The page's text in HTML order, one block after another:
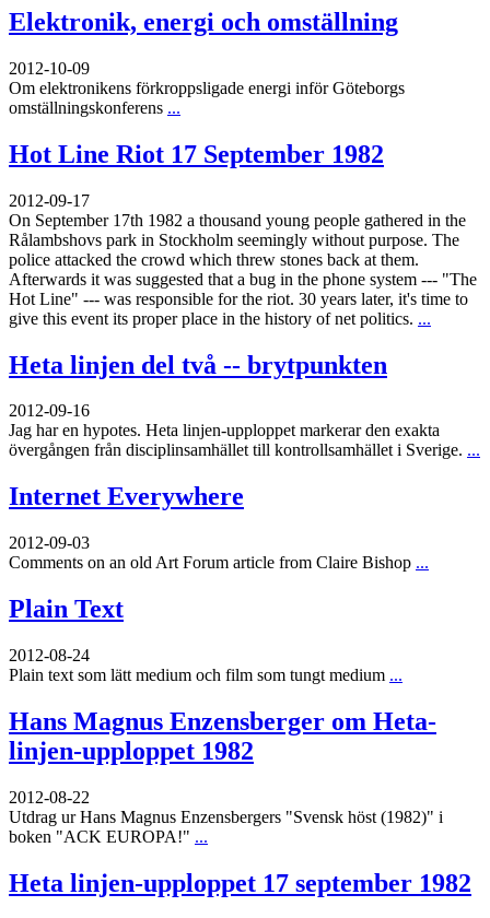
Elektronik, energi och omställning
2012-10-09
Om elektronikens förkroppsligade energi inför Göteborgs
omställningskonferens ...
Hot Line Riot 17 September 1982
2012-09-17
On September 17th 1982 a thousand young people gathered in the
Rålambshovs park in Stockholm seemingly without purpose. The
police attacked the crowd which threw stones back at them.
Afterwards it was suggested that a bug in the phone system --- "The
Hot Line" --- was responsible for the riot. 30 years later, it's time to
give this event its proper place in the history of net politics. ...
Heta linjen del två -- brytpunkten
2012-09-16
Jag har en hypotes. Heta linjen-upploppet markerar den exakta
övergången från disciplinsamhället till kontrollsamhället i Sverige. ...
Internet Everywhere
2012-09-03
Comments on an old Art Forum article from Claire Bishop ...
Plain Text
2012-08-24
Plain text som lätt medium och film som tungt medium ...
Hans Magnus Enzensberger om Heta-
linjen-upploppet 1982
2012-08-22
Utdrag ur Hans Magnus Enzensbergers "Svensk höst (1982)" i
boken "ACK EUROPA!" ...
Heta linjen-upploppet 17 september 1982